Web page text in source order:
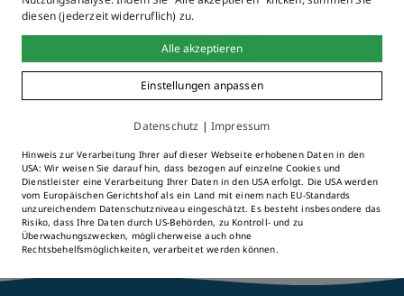
Bitte wählen
Alle Online-Services & Formulare
diesen (jederzeit widerruflich) zu.
Alle akzeptieren
Einstellungen anpassen
Datenschutz | Impressum
Hinweis zur Verarbeitung Ihrer auf dieser Webseite erhobenen Daten in den
USA: Wir weisen Sie darauf hin, dass bezogen auf einzelne Cookies und
Dienstleister eine Verarbeitung Ihrer Daten in den USA erfolgt. Die USA werden
vom Europäischen Gerichtshof als ein Land mit einem nach EU-Standards
unzureichendem Datenschutzniveau eingeschätzt. Es besteht insbesondere das
Risiko, dass Ihre Daten durch US-Behörden, zu Kontroll- und zu
Überwachungszwecken, möglicherweise auch ohne
Rechtsbehelfsmöglichkeiten, verarbeitet werden können.